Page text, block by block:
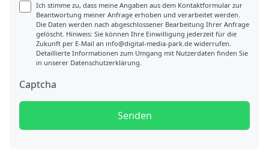
Ich stimme zu, dass meine Angaben aus dem Kontaktformular zur
Beantwortung meiner Anfrage erhoben und verarbeitet werden.
Die Daten werden nach abgeschlossener Bearbeitung Ihrer Anfrage
gelöscht. Hinweis: Sie können Ihre Einwilligung jederzeit für die
Zukunft per E-Mail an info@digital-media-park.de widerrufen.
Detaillierte Informationen zum Umgang mit Nutzerdaten finden Sie
in unserer Datenschutzerklärung.
Captcha
Senden